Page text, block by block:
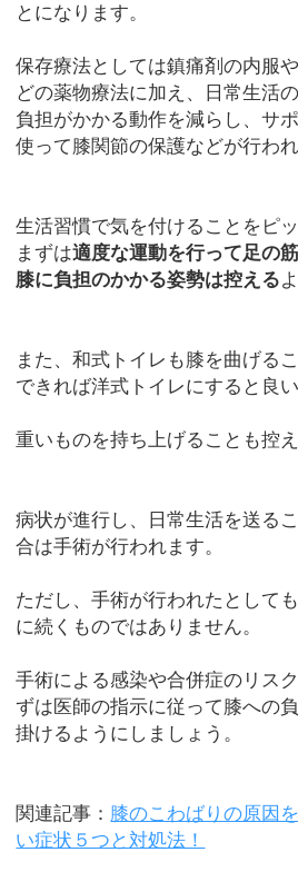
とになります。
保存療法としては鎮痛剤の内服
どの薬物療法に加え、日常生活
負担がかかる動作を減らし、サ
使って膝関節の保護などが行われ
生活習慣で気を付けることをピ
まずは適度な運動を行って足の
膝に負担のかかる姿勢は控える
また、和式トイレも膝を曲げる
できれば洋式トイレにすると良
重いものを持ち上げることも控
病状が進行し、日常生活を送る
合は手術が行われます。
ただし、手術が行われたとして
に続くものではありません。
手術による感染や合併症のリス
ずは医師の指示に従って膝への
掛けるようにしましょう。
関連記事： 膝のこわばりの原因
い症状５つと対処法！